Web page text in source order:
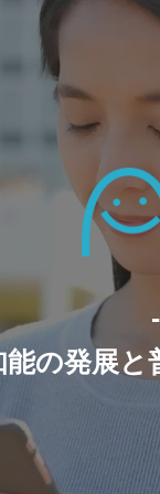
の発展